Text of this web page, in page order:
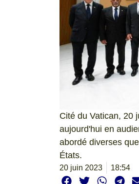
Cité du Vatican, 20
aujourd'hui en
abordé diverses
États.
20 juin 2023 18:54